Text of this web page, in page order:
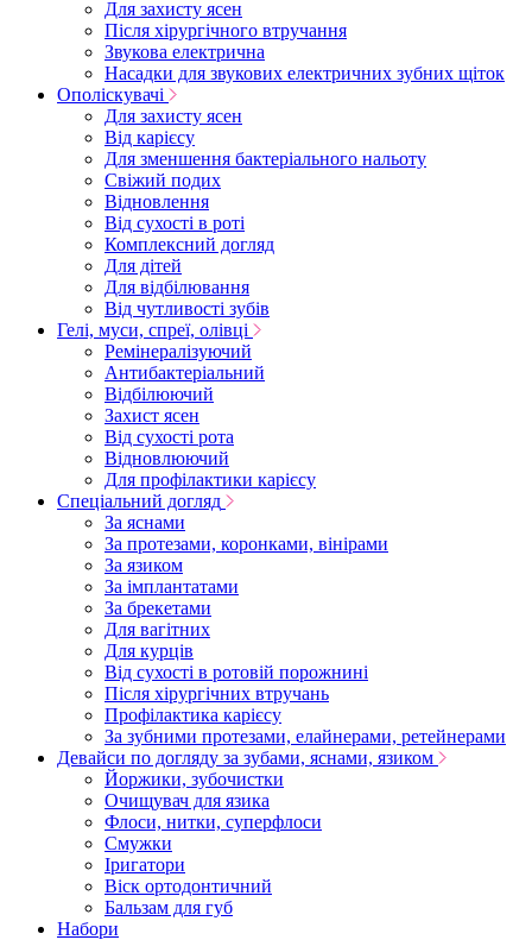
Для захисту ясен
Після хірургічного втручання
Звукова електрична
Насадки для звукових електричних зубних щіток
Ополіскувачі
Для захисту ясен
Від карієсу
Для зменшення бактеріального нальоту
Свіжий подих
Відновлення
Від сухості в роті
Комплексний догляд
Для дітей
Для відбілювання
Від чутливості зубів
Гелі, муси, спреї, олівці
Ремінералізуючий
Антибактеріальний
Відбілюючий
Захист ясен
Від сухості рота
Відновлюючий
Для профілактики карієсу
Спеціальний догляд
За яснами
За протезами, коронками, вінірами
За язиком
За імплантатами
За брекетами
Для вагітних
Для курців
Від сухості в ротовій порожнині
Після хірургічних втручань
Профілактика карієсу
За зубними протезами, елайнерами, ретейнерами
Девайси по догляду за зубами, яснами, язиком
Йоржики, зубочистки
Очищувач для язика
Флоси, нитки, суперфлоси
Смужки
Іригатори
Віск ортодонтичний
Бальзам для губ
Набори